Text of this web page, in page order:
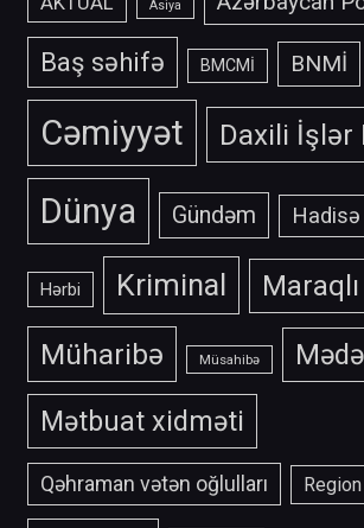
Asiya
Baş səhifə BMCMİ BNMİ
Cəmiyyət Daxili İşlər
Dünya Gündəm Hadisə
Hərbi Kriminal Maraqlı
Müharibə Müsahibə
Mətbuat xidməti
Qəhraman vətən oğlulları Region